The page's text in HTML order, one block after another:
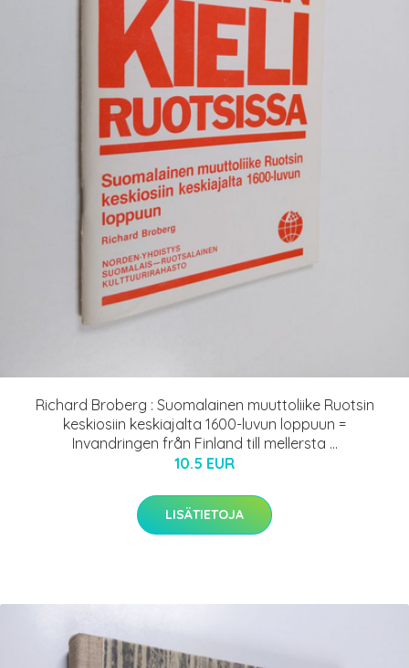
Richard Broberg : Suomalainen muuttoliike Ruotsin
keskiosiin keskiajalta 1600-luvun loppuun =
Invandringen från Finland till mellersta ...
10.5 EUR
LISÄTIETOJA